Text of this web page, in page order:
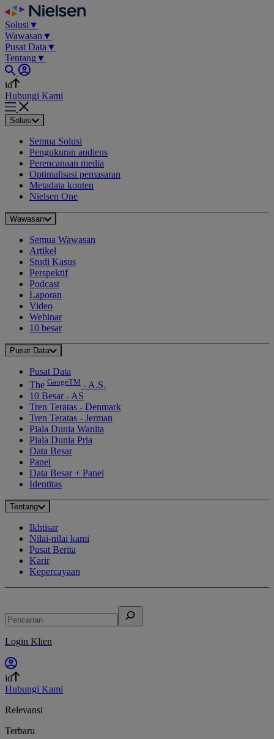
Skip
to
content
Solusi ▼
Wawasan ▼
Pusat Data ▼
Tentang ▼
id
Hubungi Kami
Solusi
Semua Solusi
Pengukuran audiens
Perencanaan media
Optimalisasi pemasaran
Metadata konten
Nielsen One
Wawasan
Semua Wawasan
Artikel
Studi Kasus
Perspektif
Podcast
Laporan
Video
Webinar
10 besar
Pusat Data
Pusat Data
The GaugeTM - A.S.
10 Besar - AS
Tren Teratas - Denmark
Tren Teratas - Jerman
Piala Dunia Wanita
Piala Dunia Pria
Data Besar
Panel
Data Besar + Panel
Identitas
Tentang
Ikhtisar
Nilai-nilai kami
Pusat Berita
Karir
Kepercayaan
Login Klien
id
Hubungi Kami
Relevansi
Terbaru